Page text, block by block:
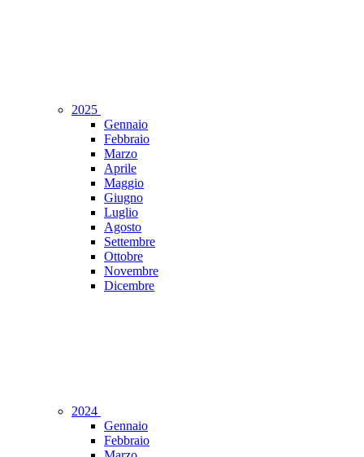
2025
Gennaio
Febbraio
Marzo
Aprile
Maggio
Giugno
Luglio
Agosto
Settembre
Ottobre
Novembre
Dicembre
2024
Gennaio
Febbraio